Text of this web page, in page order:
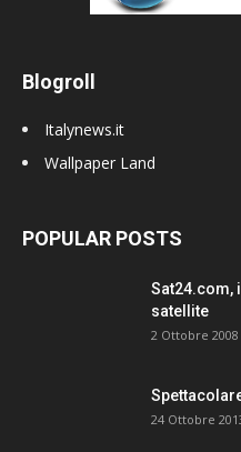
Blogroll
Italynews.it
Wallpaper Land
POPULAR POSTS
Sat24.com,
satellite
2 Ottobre 2008
24 Ottobre